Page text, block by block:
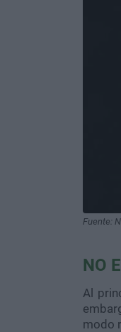
Fuente:
NO
Al
modo